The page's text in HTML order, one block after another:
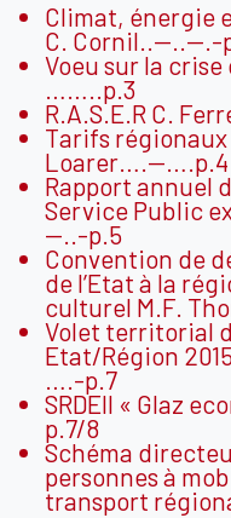
Climat, énergie
C. Cornil..—..—.-
Voeu sur la
……..p.3
R.A.S.E.R C.
Tarifs régionaux
Loarer….—….p.4
Rapport annuel
Service Public
—..-p.5
Convention de
de l’Etat à la
culturel M.F.
Volet territorial
Etat/Région
….-p.7
SRDEII « Glaz
p.7/8
Schéma
personnes à
transport